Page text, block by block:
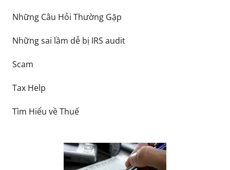
Những Câu Hỏi Thường Gặp
Những sai lầm dễ bị IRS audit
Scam
Tax Help
Tìm Hiểu về Thuế